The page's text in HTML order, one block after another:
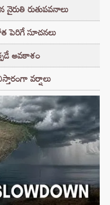
రుతుపవనాలు
పెరిగే సూచనలు
అవకాశం
వర్షాలు